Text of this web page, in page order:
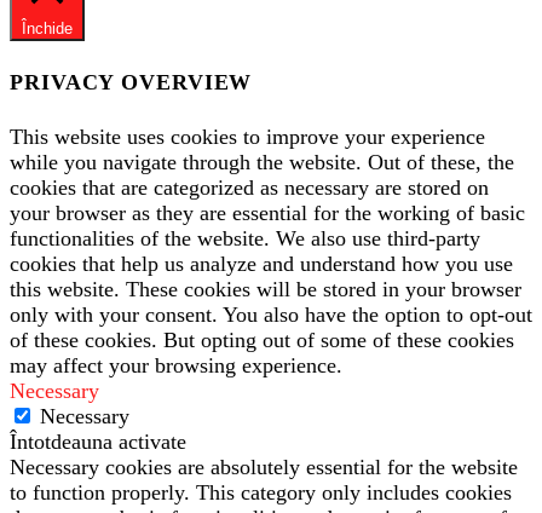
Închide
PRIVACY OVERVIEW
This website uses cookies to improve your experience
while you navigate through the website. Out of these, the
cookies that are categorized as necessary are stored on
your browser as they are essential for the working of basic
functionalities of the website. We also use third-party
cookies that help us analyze and understand how you use
this website. These cookies will be stored in your browser
only with your consent. You also have the option to opt-out
of these cookies. But opting out of some of these cookies
may affect your browsing experience.
Necessary
Necessary
Întotdeauna activate
Necessary cookies are absolutely essential for the website
to function properly. This category only includes cookies